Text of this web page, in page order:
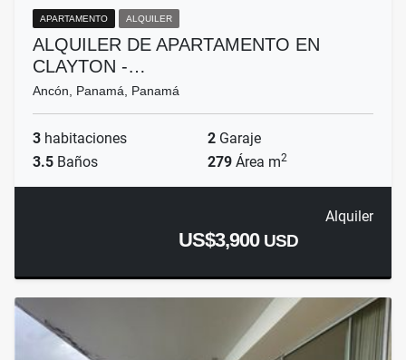
APARTAMENTO ALQUILER
ALQUILER DE APARTAMENTO EN
CLAYTON -…
Ancón, Panamá, Panamá
3 habitaciones 2 Garaje
3.5 Baños 279 Área m2
Alquiler
US$3,900 USD